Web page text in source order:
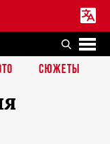
СЮЖЕТЫ